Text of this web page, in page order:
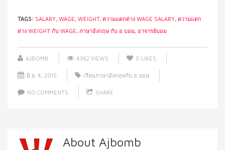
TAGS: SALARY, WAGE, WEIGHT, ความแตกต่าง WAGE SALARY, ความแตก
ต่าง WEIGHT กับ WAGE, ภาษาอังกฤษ กับ อ.บอม, อาจารย์บอม
AJBOMB 4362 VIEWS 0 LIKES
มิ.ย. 4, 2015 เรียนภาษาอังกฤษกับ อ.บอม
NO COMMENTS SHARE
About Ajbomb